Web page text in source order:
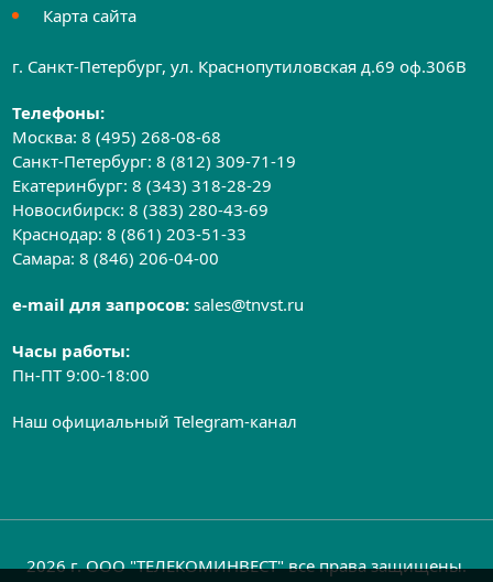
Карта сайта
г. Санкт-Петербург, ул. Краснопутиловская д.69 оф.306B
Телефоны:
Москва:8 (495) 268-08-68
Санкт-Петербург:8 (812) 309-71-19
Екатеринбург:8 (343) 318-28-29
Новосибирск:8 (383) 280-43-69
Краснодар:8 (861) 203-51-33
Самара:8 (846) 206-04-00
e-mail для запросов:sales@tnvst.ru
Часы работы:
Пн-ПТ 9:00-18:00
Наш официальный Telegram-канал
2026 г. ООО "ТЕЛЕКОМИНВЕСТ" все права защищены.